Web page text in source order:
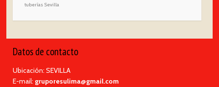
tuberías Sevilla
Datos de contacto
Ubicación: SEVILLA
E-mail: gruporesulima@gmail.com